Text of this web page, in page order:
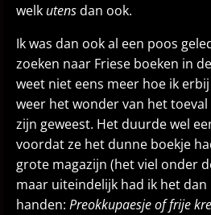
welk utensdan ook.
Ik was dan ook al een poos
zoeken naar Friese boeken in
weet niet eens meer hoe ik
weer het wonder van het
zijn geweest. Het duurde wel
voordat ze het dunne boekje
grote magazijn (het viel onder
maar uiteindelijk had ik het dan
handen: Preokkupaesje of frije